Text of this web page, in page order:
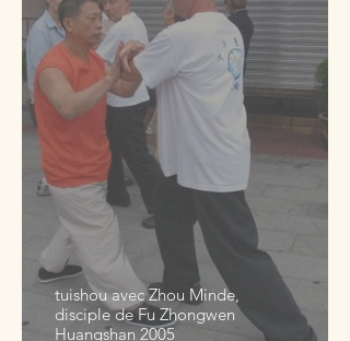
tuishou avec Zhou Minde,
disciple de Fu Zhongwen
Huangshan 2005